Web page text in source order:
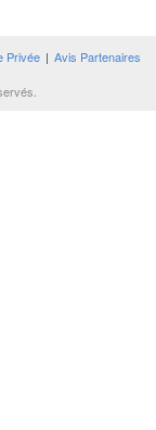
Privée | Avis Partenaires